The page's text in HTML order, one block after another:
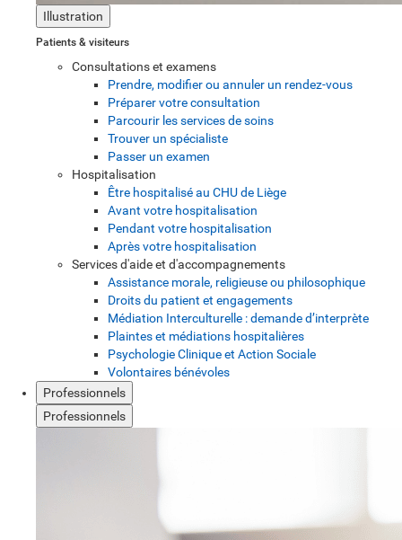
Illustration
Patients & visiteurs
Consultations et examens
Prendre, modifier ou annuler un rendez-vous
Préparer votre consultation
Parcourir les services de soins
Trouver un spécialiste
Passer un examen
Hospitalisation
Être hospitalisé au CHU de Liège
Avant votre hospitalisation
Pendant votre hospitalisation
Après votre hospitalisation
Services d'aide et d'accompagnements
Assistance morale, religieuse ou philosophique
Droits du patient et engagements
Médiation Interculturelle : demande d’interprète
Plaintes et médiations hospitalières
Psychologie Clinique et Action Sociale
Volontaires bénévoles
Professionnels
Professionnels